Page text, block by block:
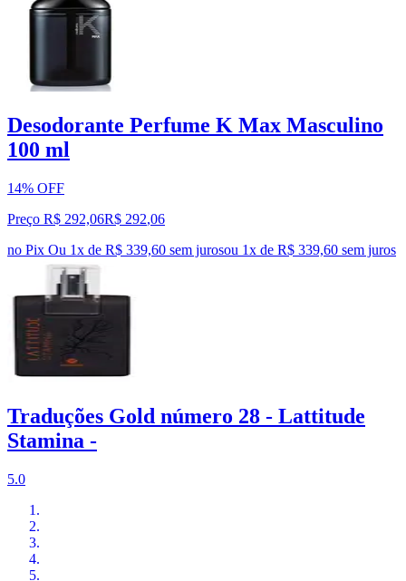
Desodorante Perfume K Max Masculino
100 ml
14% OFF
Preço R$ 292,06R$ 292,06
no Pix Ou 1x de R$ 339,60 sem jurosou 1x de R$ 339,60 sem juros
Traduções Gold número 28 - Lattitude
Stamina -
5.0